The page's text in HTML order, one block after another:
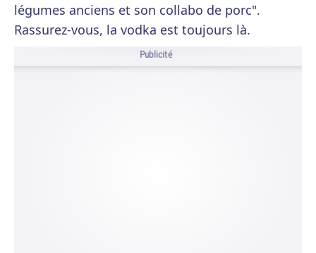
légumes anciens et son collabo de porc".
Rassurez-vous, la vodka est toujours là.
Publicité